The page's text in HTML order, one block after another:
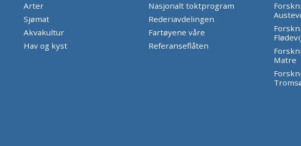
Arter
Sjømat
Akvakultur
Hav og kyst
Nasjonalt toktprogram
Rederiavdelingen
Fartøyene våre
Referanseflåten
Matre